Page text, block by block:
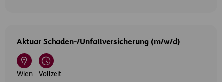
Aktuar Schaden-/Unfallversicherung (m/w/d)
Wien Vollzeit